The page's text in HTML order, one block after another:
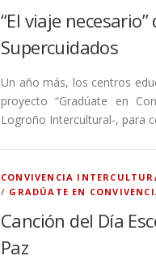
“El viaje
Supercuidados
Un año más, los centros
proyecto “Gradúate en
Logroño Intercultural-, para
CONVIVENCIA
/ GRADÚATE EN
Canción del Día
Paz